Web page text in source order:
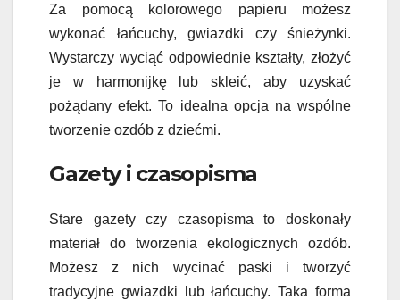
Za pomocą kolorowego papieru możesz
wykonać łańcuchy, gwiazdki czy śnieżynki.
Wystarczy wyciąć odpowiednie kształty, złożyć
je w harmonijkę lub skleić, aby uzyskać
pożądany efekt. To idealna opcja na wspólne
tworzenie ozdób z dziećmi.
Gazety i czasopisma
Stare gazety czy czasopisma to doskonały
materiał do tworzenia ekologicznych ozdób.
Możesz z nich wycinać paski i tworzyć
tradycyjne gwiazdki lub łańcuchy. Taka forma